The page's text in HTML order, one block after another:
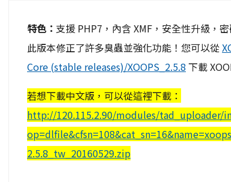
特色： 支援 PHP7，內含 XMF，安全性升級，密
此版本修正了許多臭蟲並強化功能！您可以從
Core (stable releases)/XOOPS_2.5.8 下載
若想下載中文版，可以從這裡下載：
http://120.115.2.90/modules/tad_uploader/
2.5.8_tw_20160529.zip